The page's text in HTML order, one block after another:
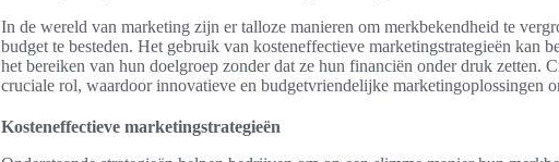
In de wereld van marketing zijn er talloze manieren om merkbekendheid te
budget te besteden. Het gebruik van kosteneffectieve marketingstrategieën kan
het bereiken van hun doelgroep zonder dat ze hun financiën onder druk zetten.
cruciale rol, waardoor innovatieve en budgetvriendelijke marketingoplossingen
Kosteneffectieve marketingstrategieën